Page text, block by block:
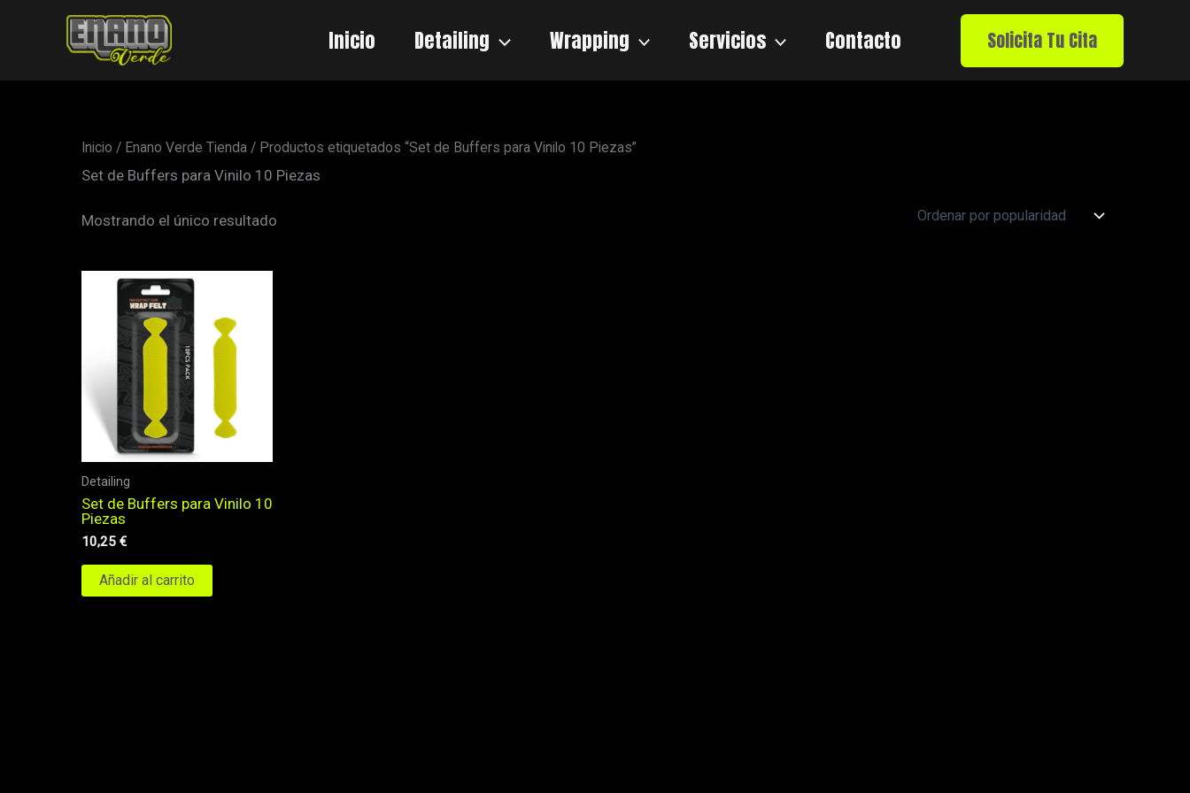
Inicio Detailing Wrapping Servicios Contacto Solicita Tu Cita
Inicio / Enano Verde Tienda / Productos etiquetados “Set de Buffers para Vinilo 10 Piezas”
Set de Buffers para Vinilo 10 Piezas
Mostrando el único resultado
Detailing
Set de Buffers para Vinilo 10
Piezas
10,25 €
Añadir al carrito